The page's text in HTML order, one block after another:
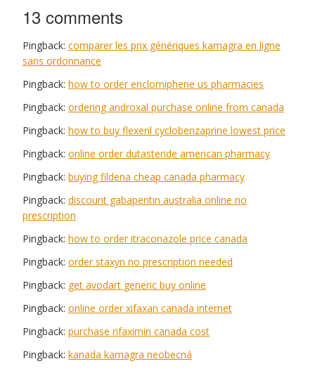
13 comments
Pingback: comparer les prix génériques kamagra en ligne
sans ordonnance
Pingback: how to order enclomiphene us pharmacies
Pingback: ordering androxal purchase online from canada
Pingback: how to buy flexeril cyclobenzaprine lowest price
Pingback: online order dutasteride american pharmacy
Pingback: buying fildena cheap canada pharmacy
Pingback: discount gabapentin australia online no
prescription
Pingback: how to order itraconazole price canada
Pingback: order staxyn no prescription needed
Pingback: get avodart generic buy online
Pingback: online order xifaxan canada internet
Pingback: purchase rifaximin canada cost
Pingback: kanada kamagra neobecná